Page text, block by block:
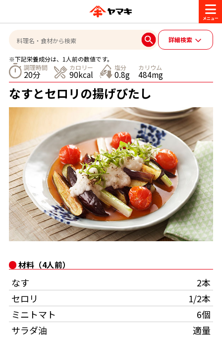
商品情報
ブランド一覧
ヤマキ『めんつゆ』 ヤマキ 割烹白だし
旨さ、別格。だし屋の鍋
レシピ
おいしいレシピを探す
おいしいレシピトップ
主食レシピ
主菜レシピ
時短レシピ
おいしいレシピを商品から探す
かつお節レシピ
めんつゆレシピ
かつお節・だしを楽しむ
かつお節・だしを知る
だしの取り方
かつお節の削り方
かつお節・だしをもっと知る
かつお節・だしを楽しむ
だしコミュ
企業・採用情報
企業情報
- 百年対話
- ヤマキ かつお節プラス®
お問い合わせ
ヤマキお客様相談室
オンラインショップ
コミュニティサイト
詳細検索
※下記栄養成分は、1人前の数値です。
調理時間
20分
カロリー
90kcal
塩分
0.8g
カリウム
484mg
なすとセロリの揚げびたし
材料（4人前）
なす
2本
セロリ
1/2本
ミニトマト
6個
サラダ油
適量